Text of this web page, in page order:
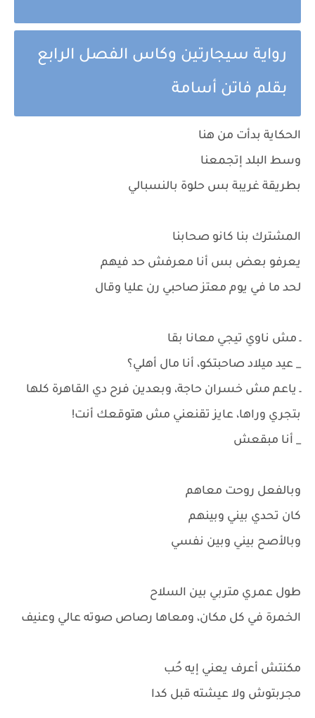
رواية سيجارتين وكاس الفصل الرابع
بقلم فاتن أسامة
الحكاية بدأت من هنا
وسط البلد إتجمعنا
بطريقة غريبة بس حلوة بالنسبالي
المشترك بنا كانو صحابنا
يعرفو بعض بس أنا معرفش حد فيهم
لحد ما في يوم معتز صاحبي رن عليا وقال
ـ مش ناوي تيجي معانا بقا
_ عيد ميلاد صاحبتكو، أنا مال أهلي؟
ـ ياعم مش خسران حاجة، وبعدين فرح دي القاهرة كلها
بتجري وراها، عايز تقنعني مش هتوقعك أنت!
_ أنا مبقعش
وبالفعل روحت معاهم
كان تحدي بيني وبينهم
وبالأصح بيني وبين نفسي
طول عمري متربي بين السلاح
الخمرة في كل مكان، ومعاها رصاص صوته عالي وعنيف
مكنتش أعرف يعني إيه حُب
مجربتوش ولا عيشته قبل كدا